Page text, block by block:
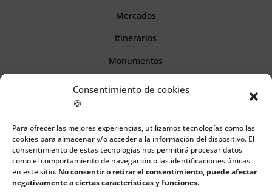
Consentimiento de cookies
🍪
Para ofrecer las mejores experiencias, utilizamos tecnologías como las
cookies para almacenar y/o acceder a la información del dispositivo. El
consentimiento de estas tecnologías nos permitirá procesar datos
como el comportamiento de navegación o las identificaciones únicas
en este sitio. No consentir o retirar el consentimiento, puede afectar
negativamente a ciertas características y funciones.
Mercados
Itinerarios
Monumentos
Información
Aviso legal
Política de cookies